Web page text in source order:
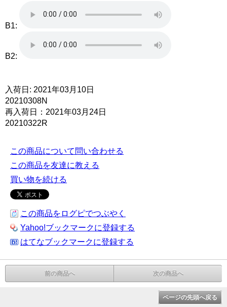
B1:
B2:
入荷日: 2021年03月10日
20210308N
再入荷日：2021年03月24日
20210322R
この商品について問い合わせる
この商品を友達に教える
買い物を続ける
この商品をログピでつぶやく
Yahoo!ブックマークに登録する
はてなブックマークに登録する
前の商品へ 次の商品へ
ページの先頭へ戻る